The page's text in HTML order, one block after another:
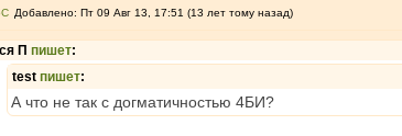
Добавлено: Пт 09 Авг 13, 17:51 (13 лет тому назад)
П пишет:
test пишет:
А что не так с догматичностью 4БИ?